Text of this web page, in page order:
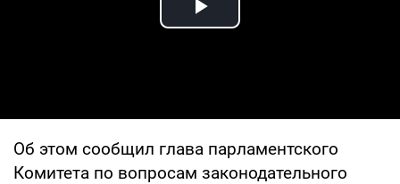
Play Video
Об этом сообщил глава парламентского
Комитета по вопросам законодательного